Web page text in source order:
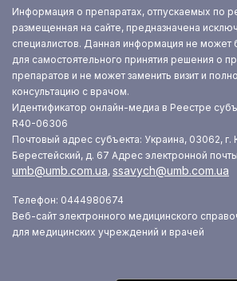
Информация о препаратах, отпускаемых по
размещенная на сайте, предназначена
специалистов. Данная информация не может
для самостоятельного принятия решения о
препаратов и не может заменить визит и
консультацию с врачом.
Идентификатор онлайн-медиа в Реестре
R40-06306
Почтовый адрес субъекта: Украина, 03062, г.
Берестейский, д. 67 Адрес электронной
umb@umb.com.ua, ssavych@umb.com.ua
Телефон: 0444980674
Веб-сайт электронного медицинского
для медицинских учреждений и врачей